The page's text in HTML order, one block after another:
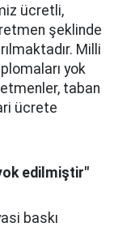
ücretli,
şeklinde
Milli
yok
taban
ücrete
edilmiştir"
baskı